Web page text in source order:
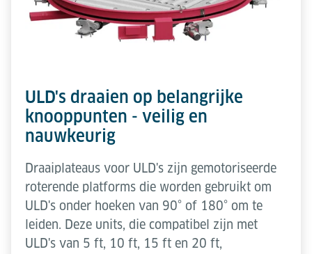
ULD's draaien op belangrijke
knooppunten - veilig en
nauwkeurig
Draaiplateaus voor ULD's zijn gemotoriseerde
roterende platforms die worden gebruikt om
ULD's onder hoeken van 90° of 180° om te
leiden. Deze units, die compatibel zijn met
ULD's van 5 ft, 10 ft, 15 ft en 20 ft,